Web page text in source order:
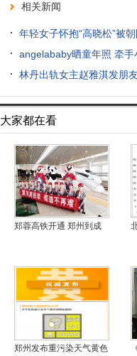
相关新闻
年轻女子怀抱“高晓松”被
angelababy晒童年照 牵手
林丹出轨女主赵雅淇发朋
大家都在看
郑蓉高铁开通 郑州到成
郑州发布重污染天气黄色